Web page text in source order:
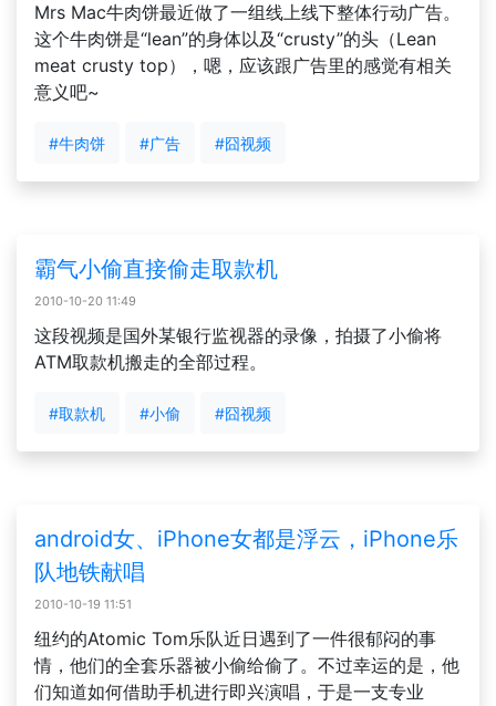
Mrs Mac牛肉饼最近做了一组线上线下整体行动广告。
这个牛肉饼是“lean”的身体以及“crusty”的头（Lean
meat crusty top），嗯，应该跟广告里的感觉有相关
意义吧~
#牛肉饼 #广告 #囧视频
霸气小偷直接偷走取款机
2010-10-20 11:49
这段视频是国外某银行监视器的录像，拍摄了小偷将
ATM取款机搬走的全部过程。
#取款机 #小偷 #囧视频
android女、iPhone女都是浮云，iPhone乐
队地铁献唱
2010-10-19 11:51
纽约的Atomic Tom乐队近日遇到了一件很郁闷的事
情，他们的全套乐器被小偷给偷了。不过幸运的是，他
们知道如何借助手机进行即兴演唱，于是一支专业